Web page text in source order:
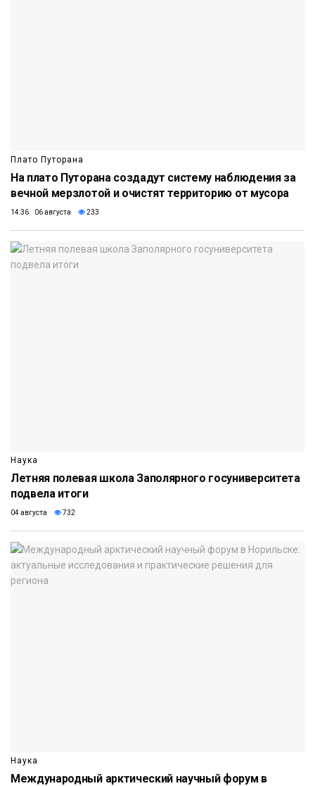
Плато Путорана
На плато Путорана создадут систему наблюдения за
вечной мерзлотой и очистят территорию от мусора
14:36 06 августа 233
Наука
Летняя полевая школа Заполярного госуниверситета
подвела итоги
04 августа 732
Наука
Международный арктический научный форум в